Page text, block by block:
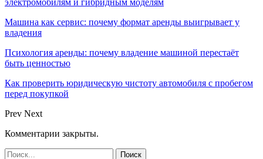
Машина как сервис: почему формат аренды выигрывает у
владения
Психология аренды: почему владение машиной перестаёт
быть ценностью
Как проверить юридическую чистоту автомобиля с пробегом
перед покупкой
Prev Next
Комментарии закрыты.